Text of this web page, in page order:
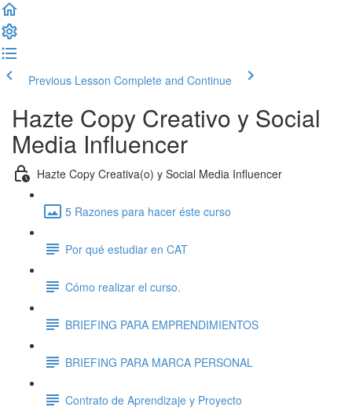
Previous Lesson Complete and Continue
Hazte Copy Creativo y Social
Media Influencer
Hazte Copy Creativa(o) y Social Media Influencer
5 Razones para hacer éste curso
Por qué estudiar en CAT
Cómo realizar el curso.
BRIEFING PARA EMPRENDIMIENTOS
BRIEFING PARA MARCA PERSONAL
Contrato de Aprendizaje y Proyecto